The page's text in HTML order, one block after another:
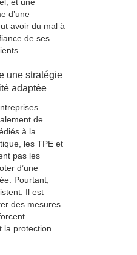
d’une
avoir du mal à
de ses
une stratégie
adaptée
de
à la
les TPE et
pas les
d’une
Pourtant,
Il est
des mesures
la protection